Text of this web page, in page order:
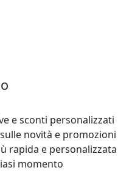
e sconti personalizzati
novità e promozioni
rapida e personalizzata
momento